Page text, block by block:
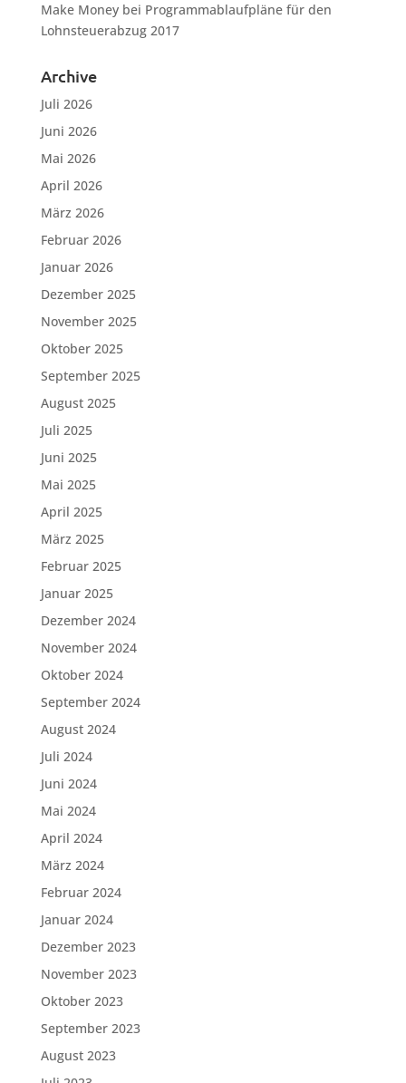
Make Moneybei Programmablaufpläne für den
Lohnsteuerabzug 2017
Archive
Juli 2026
Juni 2026
Mai 2026
April 2026
März 2026
Februar 2026
Januar 2026
Dezember 2025
November 2025
Oktober 2025
September 2025
August 2025
Juli 2025
Juni 2025
Mai 2025
April 2025
März 2025
Februar 2025
Januar 2025
Dezember 2024
November 2024
Oktober 2024
September 2024
August 2024
Juli 2024
Juni 2024
Mai 2024
April 2024
März 2024
Februar 2024
Januar 2024
Dezember 2023
November 2023
Oktober 2023
September 2023
August 2023